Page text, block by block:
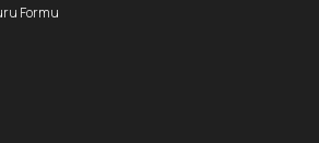
Formu